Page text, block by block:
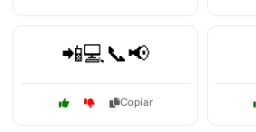
📲💻📞📢
Copiar